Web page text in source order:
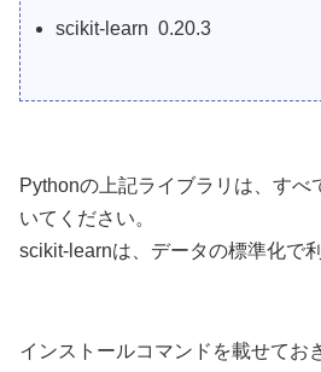
scikit-learn 0.20.3
Pythonの上記ライブラリは、すべ
いてください。
scikit-learnは、データの標準化で
インストールコマンドを載せてお